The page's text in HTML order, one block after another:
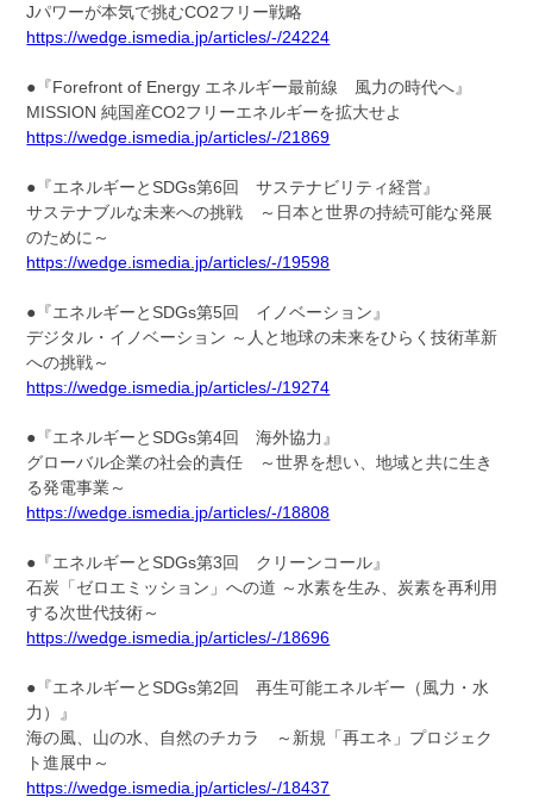
Jパワーが本気で挑むCO2フリー戦略
https://wedge.ismedia.jp/articles/-/24224
●『Forefront of Energy エネルギー最前線 風力の時代へ』
MISSION 純国産CO2フリーエネルギーを拡大せよ
https://wedge.ismedia.jp/articles/-/21869
●『エネルギーとSDGs第6回 サステナビリティ経営』
サステナブルな未来への挑戦 ～日本と世界の持続可能な発展
のために～
https://wedge.ismedia.jp/articles/-/19598
●『エネルギーとSDGs第5回 イノベーション』
デジタル・イノベーション ～人と地球の未来をひらく技術革新
への挑戦～
https://wedge.ismedia.jp/articles/-/19274
●『エネルギーとSDGs第4回 海外協力』
グローバル企業の社会的責任 ～世界を想い、地域と共に生き
る発電事業～
https://wedge.ismedia.jp/articles/-/18808
●『エネルギーとSDGs第3回 クリーンコール』
石炭「ゼロエミッション」への道 ～水素を生み、炭素を再利用
する次世代技術～
https://wedge.ismedia.jp/articles/-/18696
●『エネルギーとSDGs第2回 再生可能エネルギー（風力・水
力）』
海の風、山の水、自然のチカラ ～新規「再エネ」プロジェク
ト進展中～
https://wedge.ismedia.jp/articles/-/18437